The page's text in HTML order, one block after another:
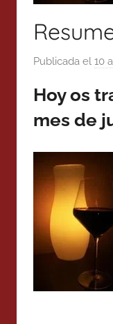
Publicada el 10
Hoy os
mes de